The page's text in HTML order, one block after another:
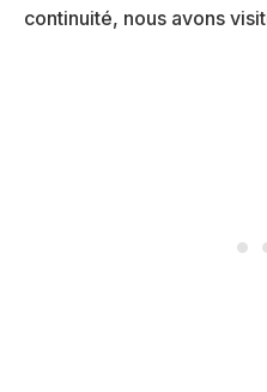
continuité, nous avons